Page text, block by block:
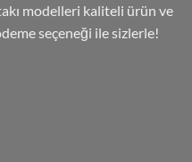
modelleri kaliteli ürün ve
seçeneği ile sizlerle!